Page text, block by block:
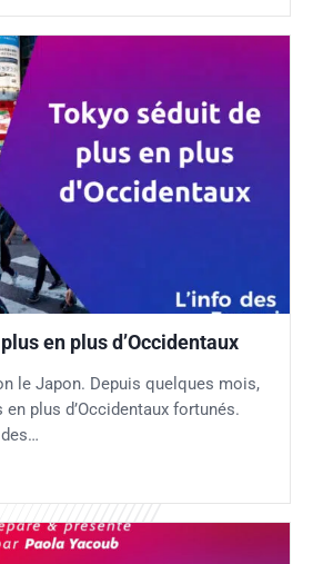
en plus d’Occidentaux
le Japon. Depuis quelques mois,
plus d’Occidentaux fortunés.